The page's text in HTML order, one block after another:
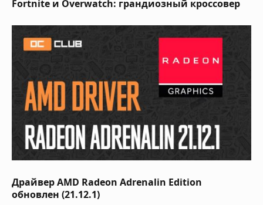
Fortnite и Overwatch: грандиозный кроссовер
Драйвер AMD Radeon Adrenalin Edition
обновлен (21.12.1)